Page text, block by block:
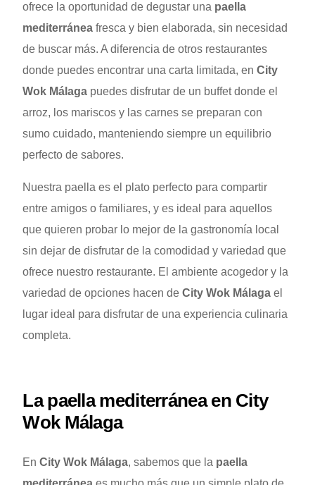
ofrece la oportunidad de degustar una paella
mediterránea fresca y bien elaborada, sin necesidad
de buscar más. A diferencia de otros restaurantes
donde puedes encontrar una carta limitada, enCity
Wok Málaga puedes disfrutar de un buffet donde el
arroz, los mariscos y las carnes se preparan con
sumo cuidado, manteniendo siempre un equilibrio
perfecto de sabores.
Nuestra paella es el plato perfecto para compartir
entre amigos o familiares, y es ideal para aquellos
que quieren probar lo mejor de la gastronomía local
sin dejar de disfrutar de la comodidad y variedad que
ofrece nuestro restaurante. El ambiente acogedor y la
variedad de opciones hacen deCity Wok Málaga el
lugar ideal para disfrutar de una experiencia culinaria
completa.
La paella mediterránea en City
Wok Málaga
EnCity Wok Málaga, sabemos que la paella